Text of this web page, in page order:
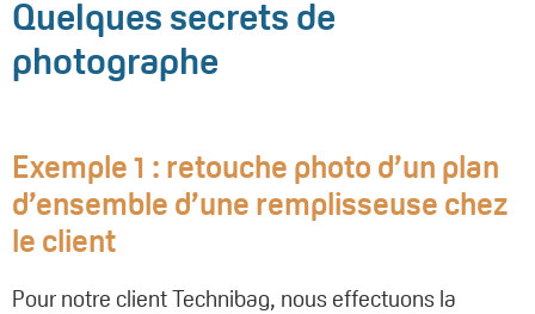
Quelques secrets de
photographe
Exemple 1 : retouche photo d’un plan
d’ensemble d’une remplisseuse chez
le client
Pour notre client Technibag, nous effectuons la